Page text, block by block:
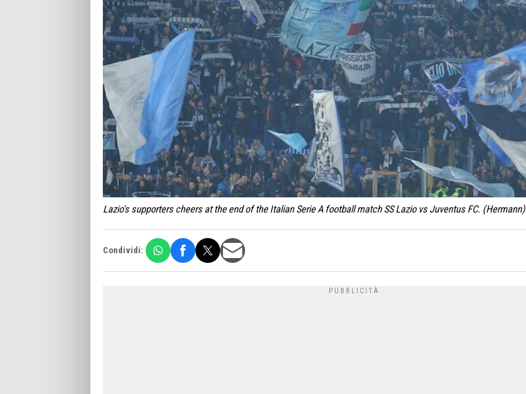
Lazio's supporters cheers at the end of the Italian Serie A football match SS Lazio vs Juventus FC. (Hermann)
Condividi: